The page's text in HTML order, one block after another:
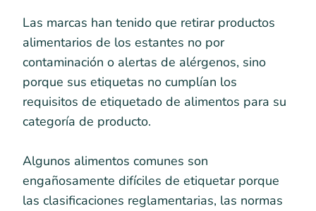
Las marcas han tenido que retirar productos
alimentarios de los estantes no por
contaminación o alertas de alérgenos, sino
porque sus etiquetas no cumplían los
requisitos de etiquetado de alimentos para su
categoría de producto.
Algunos alimentos comunes son
engañosamente difíciles de etiquetar porque
las clasificaciones reglamentarias, las normas